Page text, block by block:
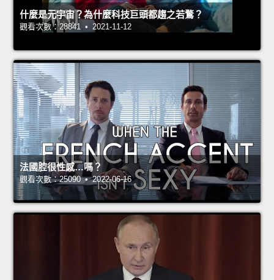
什麼是元宇宙？為什麼科技巨頭都趨之若鶩？
觀看次數：28841 • 2021-11-12
法國腔很性感…嗎？
觀看次數：25090 • 2022-06-16